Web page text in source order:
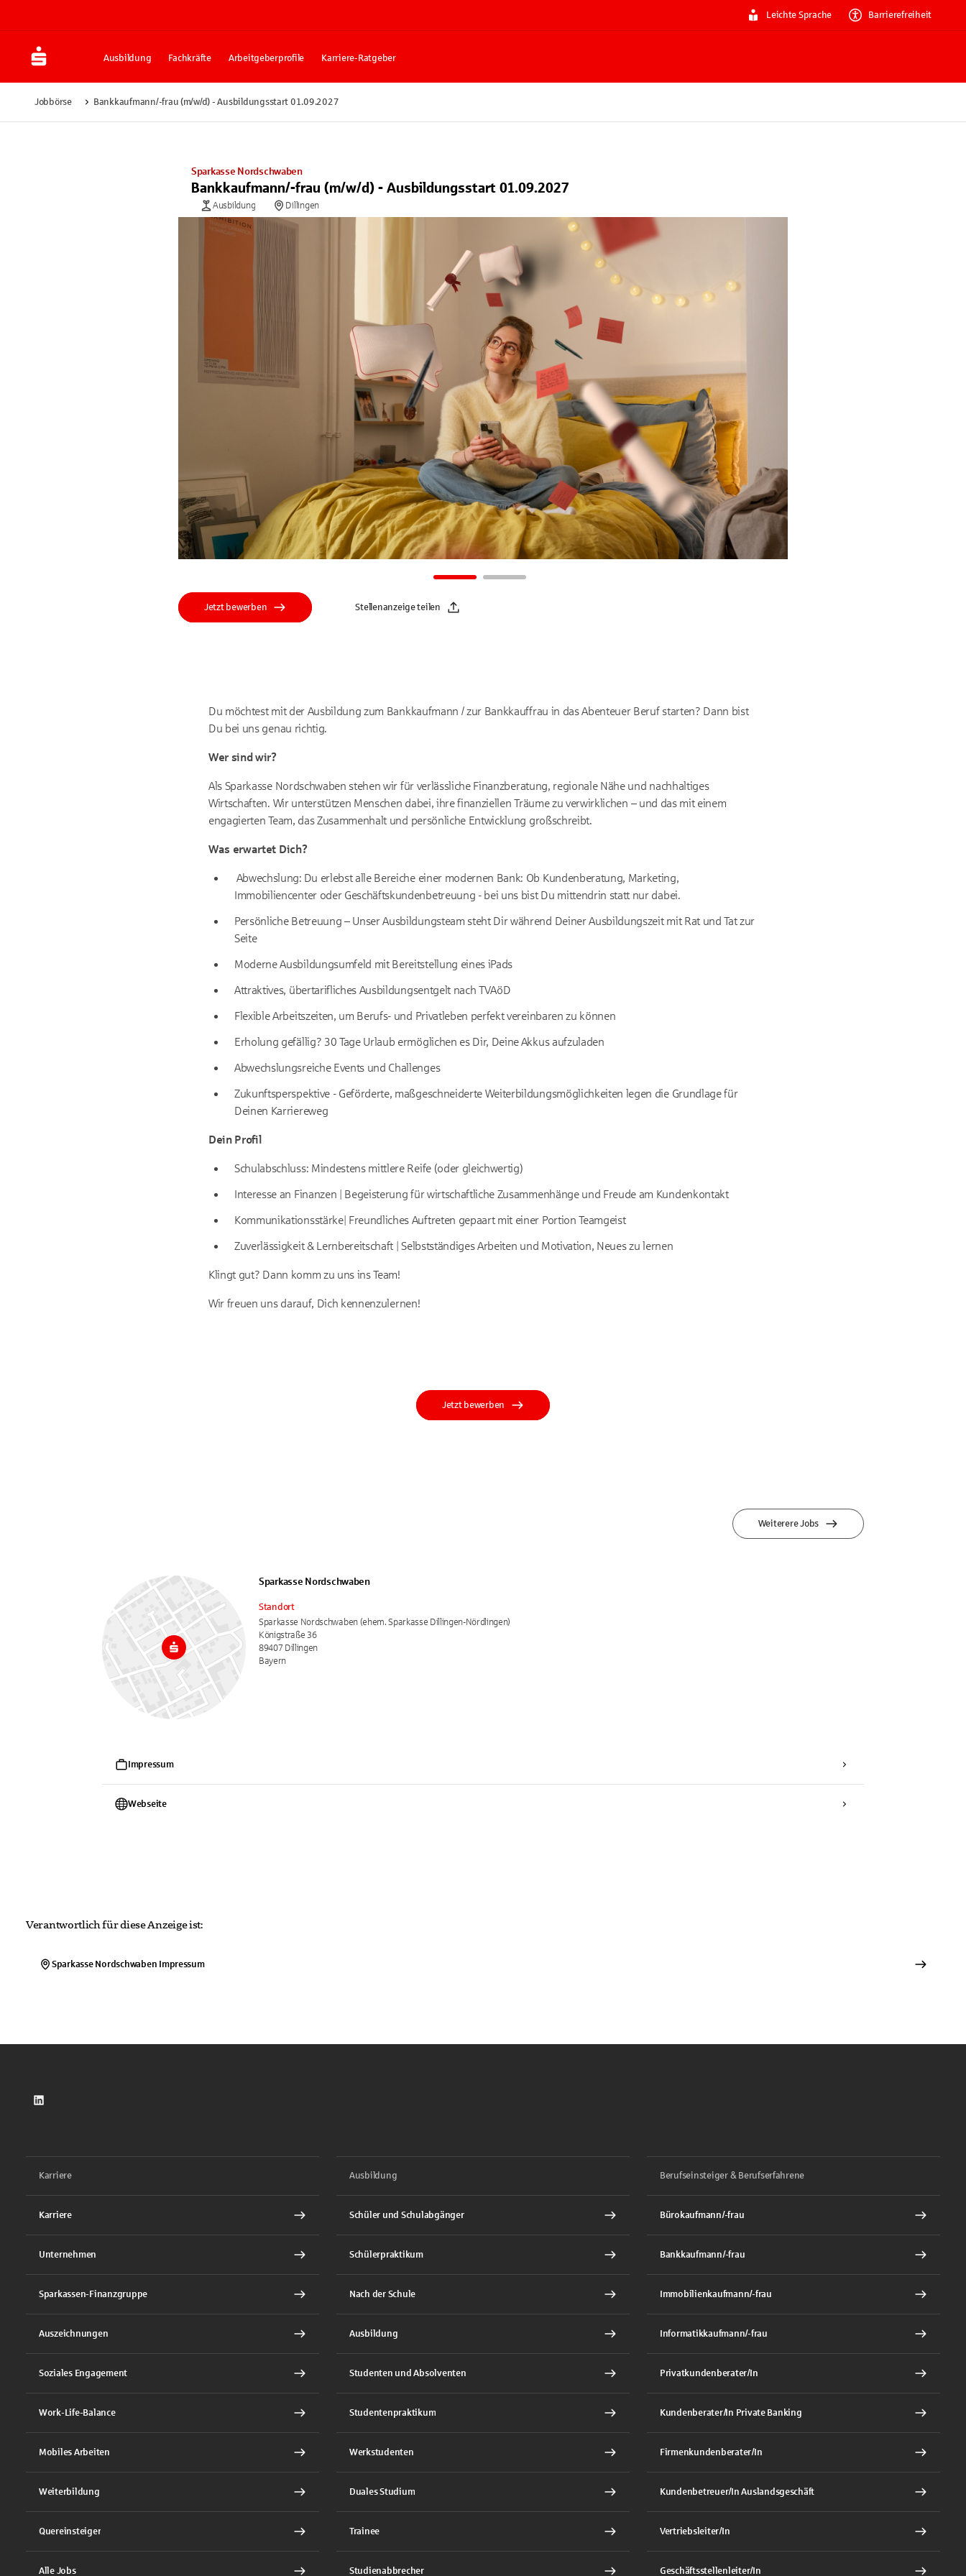
Leichte Sprache Barrierefreiheit
Ausbildung Fachkräfte Arbeitgeberprofile Karriere-Ratgeber
Jobbörse Bankkaufmann/-frau (m/w/d) - Ausbildungsstart 01.09.2027
Sparkasse Nordschwaben
Bankkaufmann/-frau (m/w/d) - Ausbildungsstart 01.09.2027
Ausbildung Dillingen
Jetzt bewerben Stellenanzeige teilen
Du möchtest mit der Ausbildung zum Bankkaufmann / zur Bankkauffrau in das Abenteuer Beruf starten? Dann bist
Du bei uns genau richtig.
Wer sind wir?
Als Sparkasse Nordschwaben stehen wir für verlässliche Finanzberatung, regionale Nähe und nachhaltiges
Wirtschaften. Wir unterstützen Menschen dabei, ihre finanziellen Träume zu verwirklichen – und das mit einem
engagierten Team, das Zusammenhalt und persönliche Entwicklung großschreibt.
Was erwartet Dich?
Abwechslung: Du erlebst alle Bereiche einer modernen Bank: Ob Kundenberatung, Marketing,
Immobiliencenter oder Geschäftskundenbetreuung - bei uns bist Du mittendrin statt nur dabei.
Persönliche Betreuung – Unser Ausbildungsteam steht Dir während Deiner Ausbildungszeit mit Rat und Tat zur
Seite
Moderne Ausbildungsumfeld mit Bereitstellung eines iPads
Attraktives, übertarifliches Ausbildungsentgelt nach TVAöD
Flexible Arbeitszeiten, um Berufs- und Privatleben perfekt vereinbaren zu können
Erholung gefällig? 30 Tage Urlaub ermöglichen es Dir, Deine Akkus aufzuladen
Abwechslungsreiche Events und Challenges
Zukunftsperspektive - Geförderte, maßgeschneiderte Weiterbildungsmöglichkeiten legen die Grundlage für
Deinen Karriereweg
Dein Profil
Schulabschluss: Mindestens mittlere Reife (oder gleichwertig)
Interesse an Finanzen | Begeisterung für wirtschaftliche Zusammenhänge und Freude am Kundenkontakt
Kommunikationsstärke| Freundliches Auftreten gepaart mit einer Portion Teamgeist
Zuverlässigkeit & Lernbereitschaft | Selbstständiges Arbeiten und Motivation, Neues zu lernen
Klingt gut? Dann komm zu uns ins Team!
Wir freuen uns darauf, Dich kennenzulernen!
Jetzt bewerben
Weiterere Jobs
Sparkasse Nordschwaben
Standort
Sparkasse Nordschwaben (ehem. Sparkasse Dillingen-Nördlingen)
Königstraße 36
89407 Dillingen
Bayern
Impressum
Webseite
Verantwortlich für diese Anzeige ist:
Sparkasse Nordschwaben Impressum
LinkedIn
Karriere
Karriere
Unternehmen
Sparkassen-Finanzgruppe
Auszeichnungen
Soziales Engagement
Work-Life-Balance
Mobiles Arbeiten
Weiterbildung
Quereinsteiger
Alle Jobs
Ausbildung
Schüler und Schulabgänger
Schülerpraktikum
Nach der Schule
Ausbildung
Studenten und Absolventen
Studentenpraktikum
Werkstudenten
Duales Studium
Trainee
Studienabbrecher
Berufseinsteiger & Berufserfahrene
Bürokaufmann/-frau
Bankkaufmann/-frau
Immobilienkaufmann/-frau
Informatikkaufmann/-frau
Privatkundenberater/In
Kundenberater/In Private Banking
Firmenkundenberater/In
Kundenbetreuer/In Auslandsgeschäft
Vertriebsleiter/In
Geschäftsstellenleiter/In